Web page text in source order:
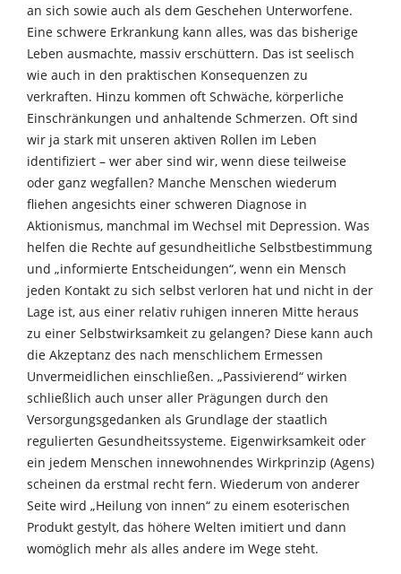
an sich sowie auch als dem Geschehen Unterworfene.
Eine schwere Erkrankung kann alles, was das bisherige
Leben ausmachte, massiv erschüttern. Das ist seelisch
wie auch in den praktischen Konsequenzen zu
verkraften. Hinzu kommen oft Schwäche, körperliche
Einschränkungen und anhaltende Schmerzen. Oft sind
wir ja stark mit unseren aktiven Rollen im Leben
identifiziert – wer aber sind wir, wenn diese teilweise
oder ganz wegfallen? Manche Menschen wiederum
fliehen angesichts einer schweren Diagnose in
Aktionismus, manchmal im Wechsel mit Depression. Was
helfen die Rechte auf gesundheitliche Selbstbestimmung
und „informierte Entscheidungen“, wenn ein Mensch
jeden Kontakt zu sich selbst verloren hat und nicht in der
Lage ist, aus einer relativ ruhigen inneren Mitte heraus
zu einer Selbstwirksamkeit zu gelangen? Diese kann auch
die Akzeptanz des nach menschlichem Ermessen
Unvermeidlichen einschließen. „Passivierend“ wirken
schließlich auch unser aller Prägungen durch den
Versorgungsgedanken als Grundlage der staatlich
regulierten Gesundheitssysteme. Eigenwirksamkeit oder
ein jedem Menschen innewohnendes Wirkprinzip (Agens)
scheinen da erstmal recht fern. Wiederum von anderer
Seite wird „Heilung von innen“ zu einem esoterischen
Produkt gestylt, das höhere Welten imitiert und dann
womöglich mehr als alles andere im Wege steht.